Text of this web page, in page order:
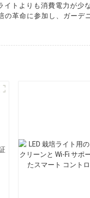
トよりも消費電力が少
革命に参加し、ガーデ